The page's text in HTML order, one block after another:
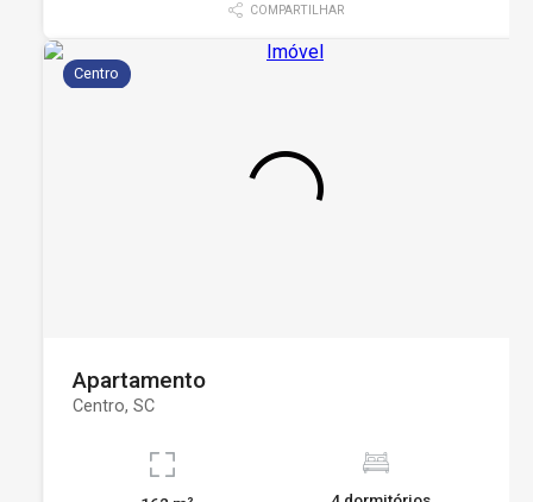
COMPARTILHAR
Centro
Apartamento
Centro, SC